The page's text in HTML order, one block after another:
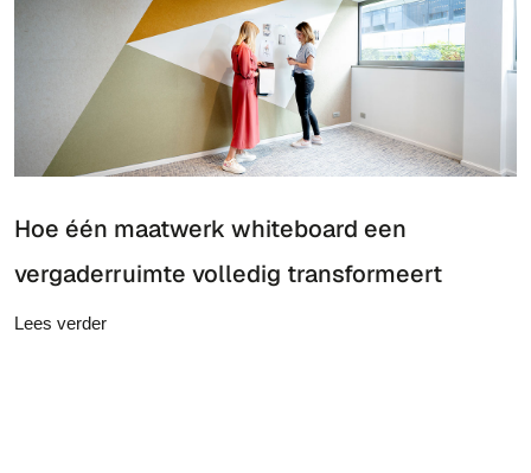
Hoe één maatwerk whiteboard een
vergaderruimte volledig transformeert
Lees verder